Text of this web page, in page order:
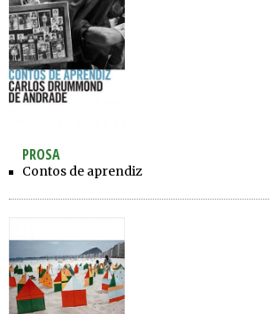
PROSA
Contos de aprendiz